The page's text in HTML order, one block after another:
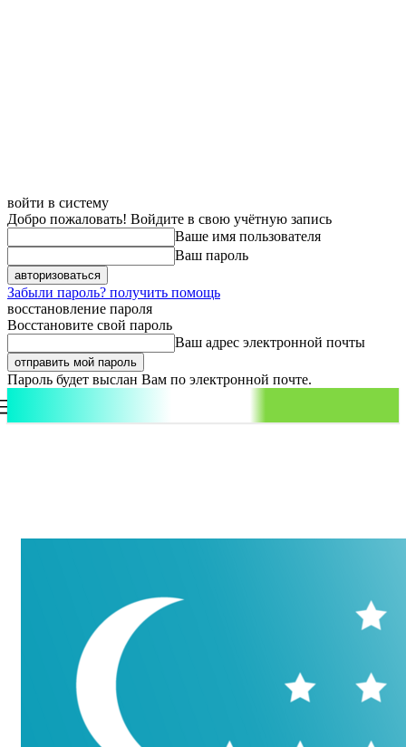
войти в систему
Добро пожаловать! Войдите в свою учётную запись
Ваше имя пользователя
Ваш пароль
Забыли пароль? получить помощь
восстановление пароля
Восстановите свой пароль
Ваш адрес электронной почты
Пароль будет выслан Вам по электронной почте.